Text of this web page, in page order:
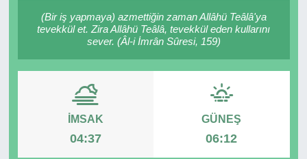
(Bir iş yapmaya) azmettiğin zaman Allâhü Teâlâ'ya
tevekkül et. Zira Allâhü Teâlâ, tevekkül eden kullarını
sever. (Âl-i İmrân Sûresi, 159)
İMSAK
04:37
GÜNEŞ
06:12
RESMİ REKLAM